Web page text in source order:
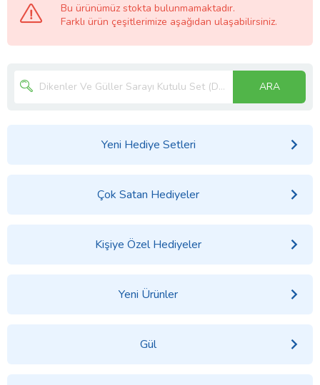
Bu ürünümüz stokta bulunmamaktadır.
Farklı ürün çeşitlerimize aşağıdan ulaşabilirsiniz.
ARA
Yeni Hediye Setleri
Çok Satan Hediyeler
Kişiye Özel Hediyeler
Yeni Ürünler
Gül